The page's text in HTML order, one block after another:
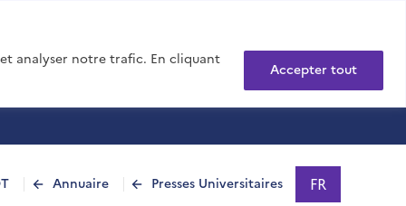
analyser notre trafic. En cliquant
Accepter tout
Annuaire Presses Universitaires Sélectionner
FR
- Français